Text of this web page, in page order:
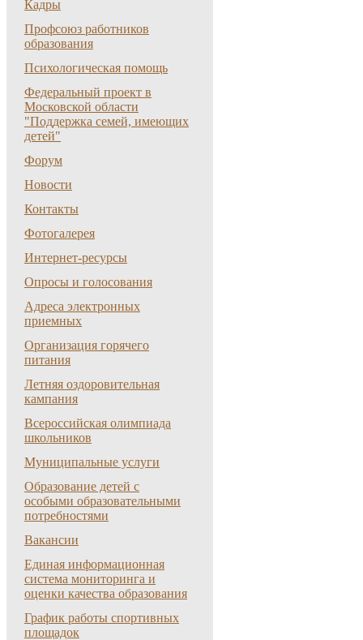
Кадры
Профсоюз работников
образования
Психологическая помощь
Федеральный проект в
Московской области
"Поддержка семей, имеющих
детей"
Форум
Новости
Контакты
Фотогалерея
Интернет-ресурсы
Опросы и голосования
Адреса электронных
приемных
Организация горячего
питания
Летняя оздоровительная
кампания
Всероссийская олимпиада
школьников
Муниципальные услуги
Образование детей с
особыми образовательными
потребностями
Вакансии
Единая информационная
система мониторинга и
оценки качества образования
График работы спортивных
площадок